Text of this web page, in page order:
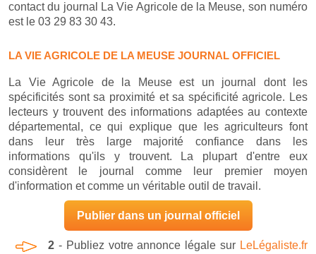
contact du journal La Vie Agricole de la Meuse, son numéro
est le 03 29 83 30 43.
LA VIE AGRICOLE DE LA MEUSE JOURNAL OFFICIEL
La Vie Agricole de la Meuse est un journal dont les
spécificités sont sa proximité et sa spécificité agricole. Les
lecteurs y trouvent des informations adaptées au contexte
départemental, ce qui explique que les agriculteurs font
dans leur très large majorité confiance dans les
informations qu'ils y trouvent. La plupart d'entre eux
considèrent le journal comme leur premier moyen
d'information et comme un véritable outil de travail.
Publier dans un journal officiel
2- Publiez votre annonce légale sur LeLégaliste.fr